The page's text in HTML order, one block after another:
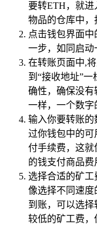
要转ETH，就进
物品的仓库中，
点击钱包界面
一步，如同启动
在转账页面中,
到“接收地址”
确性，确保没有
一样，一个数字
输入你要转账的
过你钱包中的可
付手续费，这
的钱支付商品费
选择合适的矿
像选择不同速
到账，可以选
较低的矿工费，